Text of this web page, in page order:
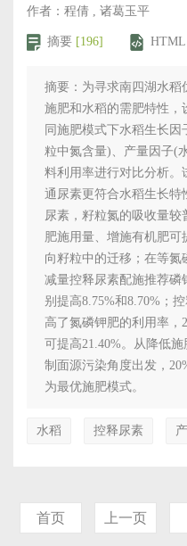
作者：程倩 , 诸葛玉平
摘要 [196] HTML
摘要：为寻求南四湖水稻
施肥和水稻的需肥特性，
同施肥模式下水稻生长
粒中氮含量)、产量因子(
料利用率进行对比分析。
通尿素更符合水稻生长特
尿素，籽粒氮的吸收量较
肥施用量、增施有机肥可
向籽粒中的迁移；在等氮
减量控释尿素配施推荐磷
别提高8.75%和8.70%；
高了氮磷钾肥的利用率，
可提高21.40%。从降低
制面源污染角度出发，
为最优施肥模式。
水稻 控释尿素
首页 上一页